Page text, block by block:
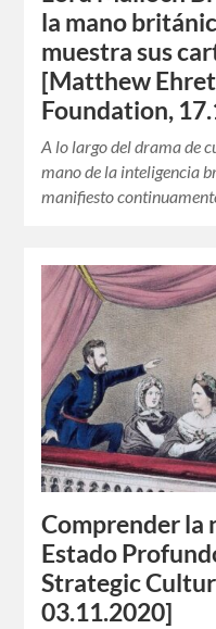
la mano
muestra sus
[Matthew
Foundation,
A lo largo del drama de
mano de la inteligencia
manifiesto
Comprender la
Estado
Strategic
03.11.2020]